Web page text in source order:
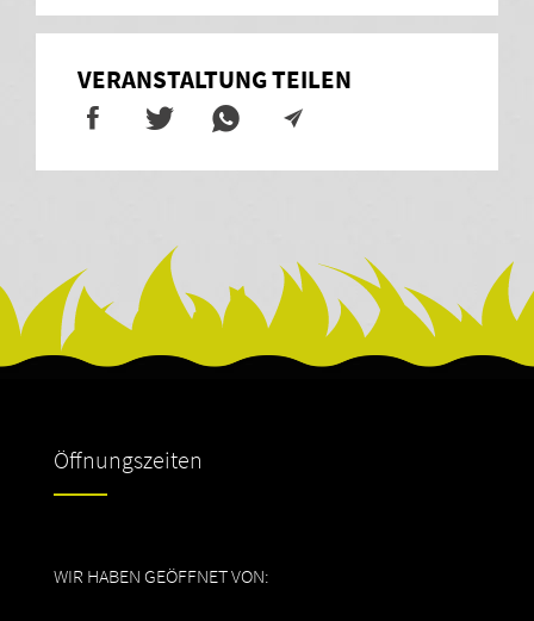
VERANSTALTUNG TEILEN
Öffnungszeiten
WIR HABEN GEÖFFNET VON: